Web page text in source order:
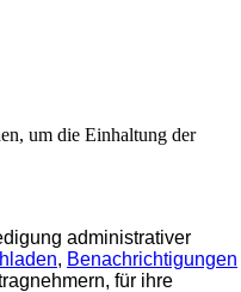
um die Einhaltung der
administrativer
, Benachrichtigungen
für ihre